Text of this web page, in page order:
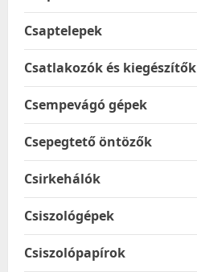
Csaptelepek
Csatlakozók és kiegészítők
Csempevágó gépek
Csepegtető öntözők
Csirkehálók
Csiszológépek
Csiszolópapírok